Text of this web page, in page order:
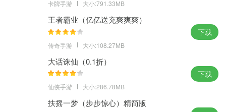
卡牌手游 大小:791.33MB
王者霸业（亿亿送充爽爽爽）
传奇手游 大小:108.27MB
下载
大话诛仙（0.1折）
仙侠手游 大小:286.78MB
下载
扶摇一梦（步步惊心）精简版